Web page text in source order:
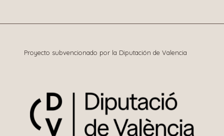
Proyecto subvencionado por la Diputación de Valencia